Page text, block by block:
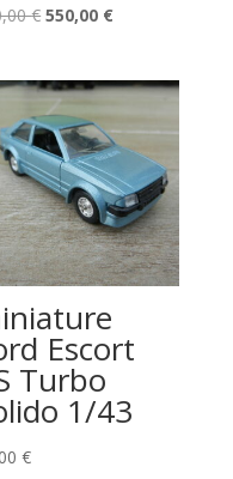
€ Le
initial
était :
650,00 €.
550,00 €Le
actuel
550,00 €.
Escort
Turbo
1/43
€